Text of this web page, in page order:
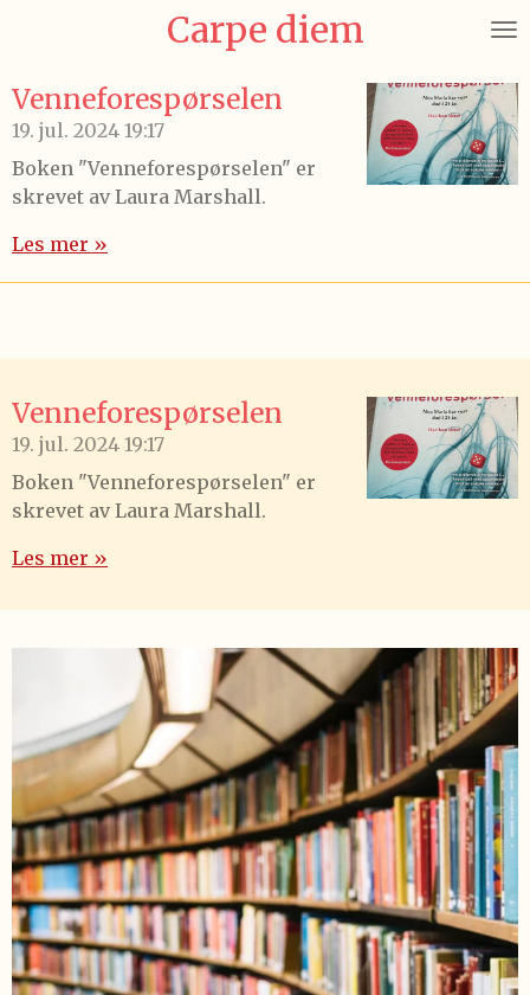
Carpe diem
Venneforespørselen
19. jul. 2024 19:17
Boken "Venneforespørselen" er
skrevet av Laura Marshall.
Les mer »
Venneforespørselen
19. jul. 2024 19:17
Boken "Venneforespørselen" er
skrevet av Laura Marshall.
Les mer »